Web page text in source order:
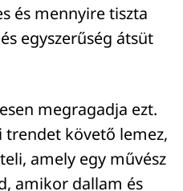
és mennyire tiszta
egyszerűség átsüt
megragadja ezt.
trendet követő lemez,
amely egy művész
amikor dallam és